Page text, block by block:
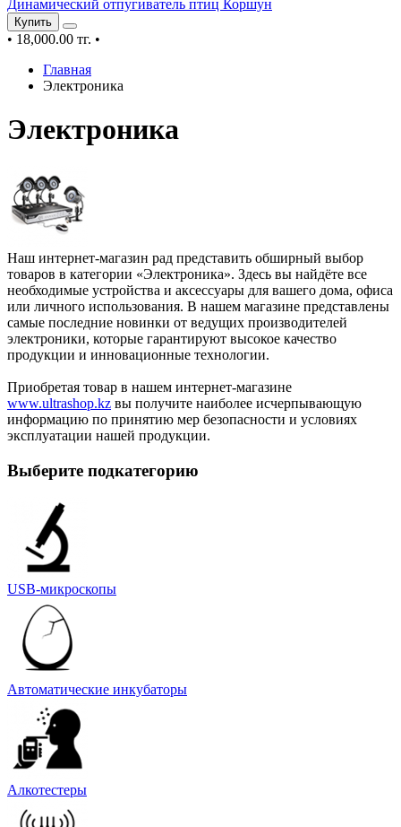
Динамический отпугиватель птиц Коршун
Купить
• 18,000.00 тг. •
Главная
Электроника
Электроника
Наш интернет-магазин рад представить обширный выбор
товаров в категории «Электроника». Здесь вы найдёте все
необходимые устройства и аксессуары для вашего дома, офиса
или личного использования. В нашем магазине представлены
самые последние новинки от ведущих производителей
электроники, которые гарантируют высокое качество
продукции и инновационные технологии.
Приобретая товар в нашем интернет-магазине
www.ultrashop.kz вы получите наиболее исчерпывающую
информацию по принятию мер безопасности и условиях
эксплуатации нашей продукции.
Выберите подкатегорию
USB-микроскопы
Автоматические инкубаторы
Алкотестеры